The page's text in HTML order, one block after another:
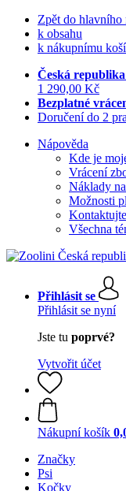
Zpět do hlavního
k obsahu
k nákupnímu
Česká
1 290,00 Kč
Bezplatné
Doručení do 2
Nápověda
Kde je
Vrácení
Náklady
Možnosti
Všechna
Přihlásit se
Přihlásit se nyní
Jste tu poprvé?
Vytvořit účet
Nákupní košík
Značky
Psi
Kočky